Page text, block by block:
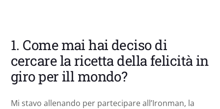
1. Come mai hai deciso di
cercare la ricetta della felicità in
giro per ill mondo?
Mi stavo allenando per partecipare all’Ironman, la